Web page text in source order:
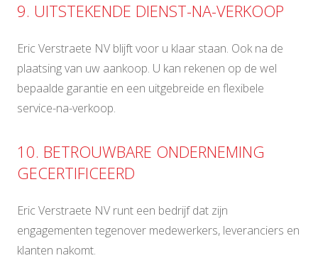
9. UITSTEKENDE DIENST-NA-VERKOOP
Eric Verstraete NV blijft voor u klaar staan. Ook na de
plaatsing van uw aankoop. U kan rekenen op de wel
bepaalde garantie en een uitgebreide en flexibele
service-na-verkoop.
10. BETROUWBARE ONDERNEMING
GECERTIFICEERD
Eric Verstraete NV runt een bedrijf dat zijn
engagementen tegenover medewerkers, leveranciers en
klanten nakomt.